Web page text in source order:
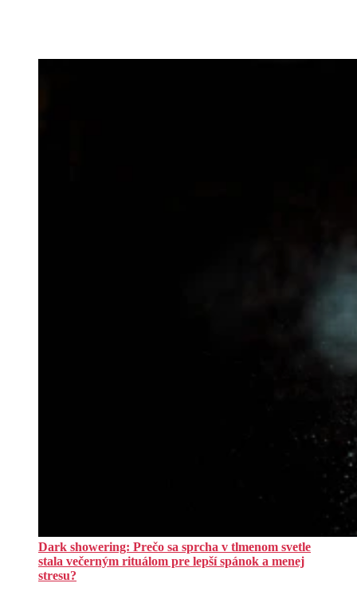
Dark showering: Prečo sa sprcha v tlmenom svetle
stala večerným rituálom pre lepší spánok a menej
stresu?